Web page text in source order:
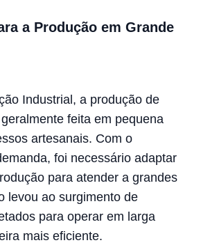
a Produção em Grande
Industrial, a produção de
feita em pequena
artesanais. Com o
foi necessário adaptar
para atender a grandes
levou ao surgimento de
para operar em larga
mais eficiente.